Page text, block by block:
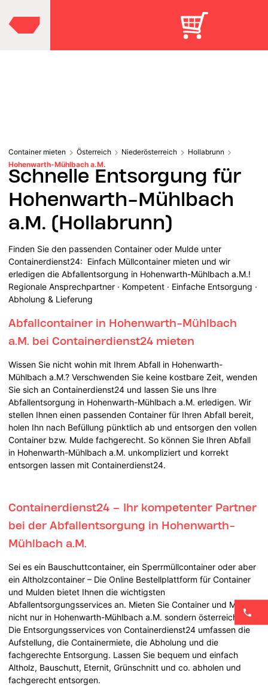
Container mieten Österreich Niederösterreich
Hollabrunn
Hohenwarth-Mühlbach a.M.
Schnelle Entsorgung für
Hohenwarth-Mühlbach
a.M. (Hollabrunn)
Finden Sie den passenden Container oder Mulde unter
Containerdienst24: Einfach Müllcontainer mieten und wir
erledigen die Abfallentsorgung in Hohenwarth-Mühlbach a.M.!
Regionale Ansprechpartner · Kompetent · Einfache Entsorgung ·
Abholung & Lieferung
Abfallcontainer in Hohenwarth-Mühlbach
a.M. bei Containerdienst24 mieten
Wissen Sie nicht wohin mit Ihrem Abfall in Hohenwarth-
Mühlbach a.M.? Verschwenden Sie keine kostbare Zeit, wenden
Sie sich an Containerdienst24 und lassen Sie uns Ihre
Abfallentsorgung in Hohenwarth-Mühlbach a.M. erledigen. Wir
stellen Ihnen einen passenden Container für Ihren Abfall bereit,
holen Ihn nach Befüllung pünktlich ab und entsorgen den vollen
Container bzw. Mulde fachgerecht. So können Sie Ihren Abfall
in Hohenwarth-Mühlbach a.M. unkompliziert und korrekt
entsorgen lassen mit Containerdienst24.
Containerdienst24 – Ihr kompetenter Partner
bei der Abfallentsorgung in Hohenwarth-
Mühlbach a.M.
Sei es ein Bauschuttcontainer, ein Sperrmüllcontainer oder aber
ein Altholzcontainer – Die Online Bestellplattform für Container
und Mulden bietet Ihnen die wichtigsten
Abfallentsorgungsservices an. Mieten Sie Container und Mulden
nicht nur in Hohenwarth-Mühlbach a.M. sondern österreichweit.
Die Entsorgungsservices von Containerdienst24 umfassen die
Aufstellung, die Containermiete, die Abholung und die
fachgerechte Entsorgung. Lassen Sie bequem und einfach
Altholz, Bauschutt, Eternit, Grünschnitt und co. abholen und
fachgerecht entsorgen.